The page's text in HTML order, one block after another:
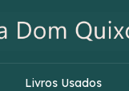
Livros Usados